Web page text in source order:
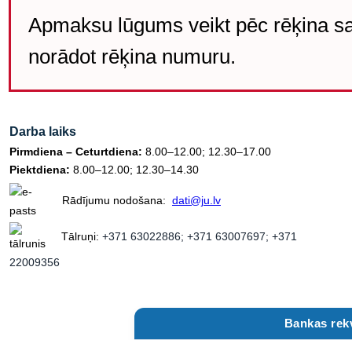
Apmaksu lūgums veikt pēc rēķina
norādot rēķina numuru.
Darba laiks
Pirmdiena – Ceturtdiena: 8.00–12.00; 12.30–17.00
Piektdiena: 8.00–12.00; 12.30–14.30
Rādījumu nodošana: dati@ju.lv
Tālruņi: +371 63022886; +371 63007697; +371
22009356
Bankas